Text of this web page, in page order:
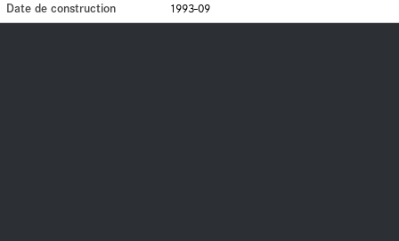
Date de construction
1993-09